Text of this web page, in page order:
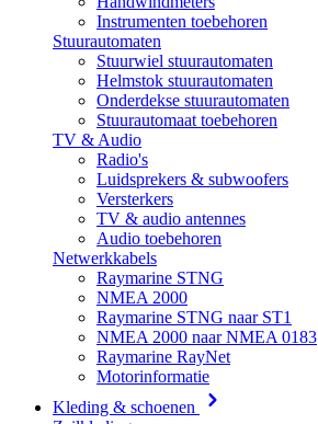
Instrumenten toebehoren
Stuurautomaten
Stuurwiel stuurautomaten
Helmstok stuurautomaten
Onderdekse stuurautomaten
Stuurautomaat toebehoren
TV & Audio
Radio's
Luidsprekers & subwoofers
Versterkers
TV & audio antennes
Audio toebehoren
Netwerkkabels
Raymarine STNG
NMEA 2000
Raymarine STNG naar ST1
NMEA 2000 naar NMEA 0183
Raymarine RayNet
Motorinformatie
Kleding & schoenen